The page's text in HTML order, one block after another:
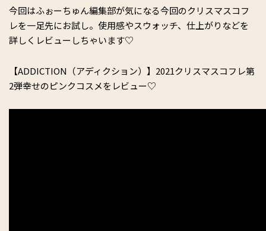
今回はふぉーちゅん編集部が気になる今回のクリスマスコフ
レを一足先にお試し。使用感やスウォッチ、仕上がりなどを
詳しくレビューしちゃいます♡
【ADDICTION（アディクション）】2021クリスマスコフレ第
2弾幸せのピンクコスメをレビュー♡